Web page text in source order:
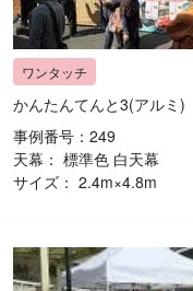
かんたんてんと3(アルミ)
事例番号：249
天幕： 標準色 白天幕
サイズ： 2.4m×4.8m